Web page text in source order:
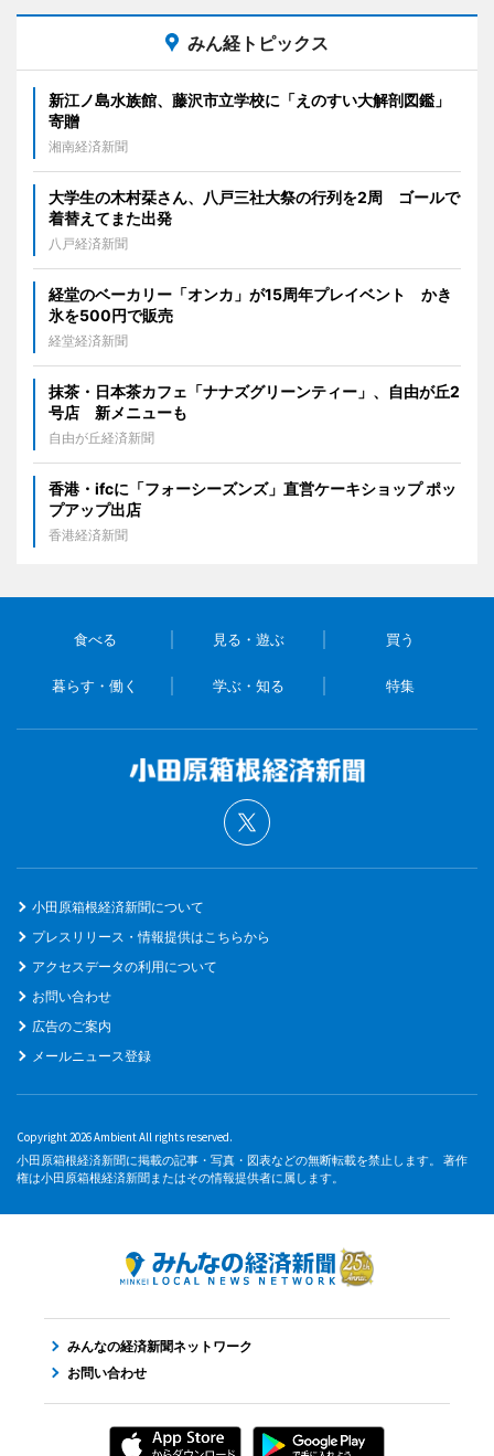
みん経トピックス
新江ノ島水族館、藤沢市立学校に「えのすい大解剖図鑑」
寄贈
湘南経済新聞
大学生の木村栞さん、八戸三社大祭の行列を2周 ゴールで
着替えてまた出発
八戸経済新聞
経堂のベーカリー「オンカ」が15周年プレイベント かき
氷を500円で販売
経堂経済新聞
抹茶・日本茶カフェ「ナナズグリーンティー」、自由が丘2
号店 新メニューも
自由が丘経済新聞
香港・ifcに「フォーシーズンズ」直営ケーキショップ ポッ
プアップ出店
香港経済新聞
食べる 見る・遊ぶ 買う
暮らす・働く 学ぶ・知る 特集
小田原箱根経済新聞について
プレスリリース・情報提供はこちらから
アクセスデータの利用について
お問い合わせ
広告のご案内
メールニュース登録
Copyright 2026 Ambient All rights reserved.
小田原箱根経済新聞に掲載の記事・写真・図表などの無断転載を禁止します。 著作
権は小田原箱根経済新聞またはその情報提供者に属します。
みんなの経済新聞ネットワーク
お問い合わせ